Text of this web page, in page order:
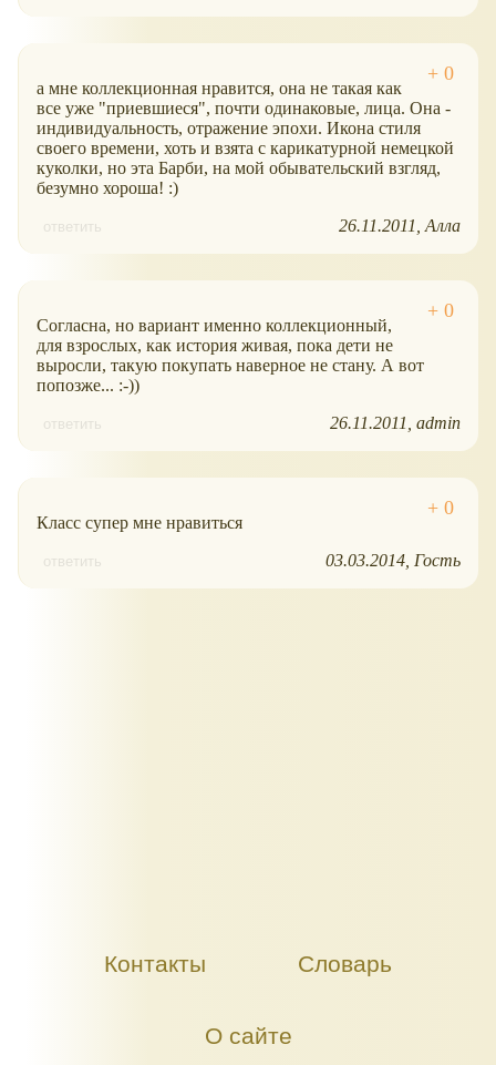
а мне коллекционная нравится, она не такая как
все уже "приевшиеся", почти одинаковые, лица. Она -
индивидуальность, отражение эпохи. Икона стиля
своего времени, хоть и взята с карикатурной немецкой
куколки, но эта Барби, на мой обывательский взгляд,
безумно хороша! :)
ответить 26.11.2011 Алла
Согласна, но вариант именно коллекционный,
для взрослых, как история живая, пока дети не
выросли, такую покупать наверное не стану. А вот
попозже... :-))
ответить 26.11.2011 admin
Класс супер мне нравиться
ответить 03.03.2014 Гость
Контакты Словарь
О сайте